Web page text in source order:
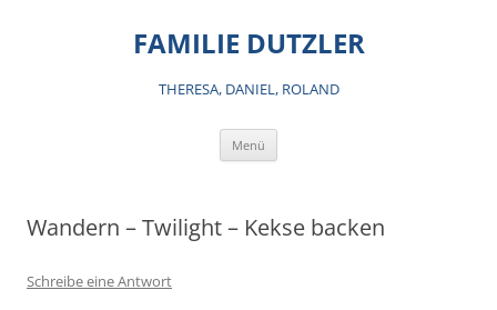
FAMILIE DUTZLER
THERESA, DANIEL, ROLAND
Menü
Wandern – Twilight – Kekse backen
Schreibe eine Antwort